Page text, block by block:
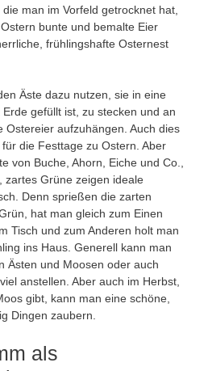
man im Vorfeld getrocknet hat,
bunte und bemalte Eier
frühlingshafte Osternest
Äste dazu nutzen, sie in eine
gefüllt ist, zu stecken und an
Ostereier aufzuhängen. Auch dies
die Festtage zu Ostern. Aber
von Buche, Ahorn, Eiche und Co.,
zartes Grüne zeigen ideale
Denn sprießen die zarten
hat man gleich zum Einen
Tisch und zum Anderen holt man
ins Haus. Generell kann man
Ästen und Moosen oder auch
anstellen. Aber auch im Herbst,
gibt, kann man eine schöne,
Dingen zaubern.
als